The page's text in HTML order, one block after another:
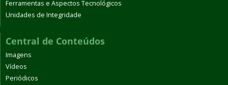
Ferramentas e Aspectos Tecnológicos
Unidades de Integridade
Central de Conteúdos
Imagens
Vídeos
Periódicos